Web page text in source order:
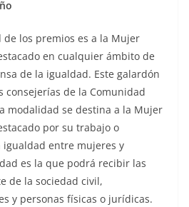
los premios es a la Mujer
en cualquier ámbito de
de la igualdad. Este galardón
consejerías de la Comunidad
modalidad se destina a la Mujer
por su trabajo o
entre mujeres y
es la que podrá recibir las
de la sociedad civil,
y personas físicas o jurídicas.